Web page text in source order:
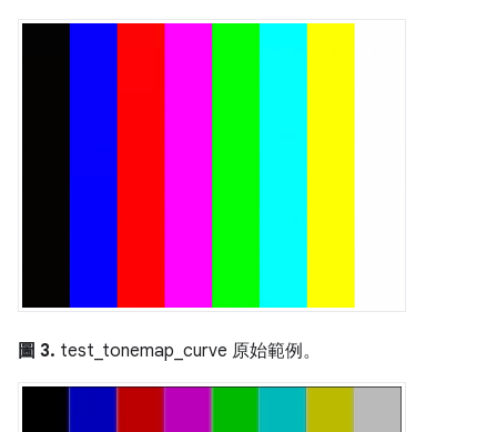
圖 3. test_tonemap_curve 原始範例。